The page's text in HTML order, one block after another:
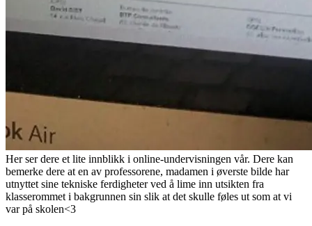
Her ser dere et lite innblikk i online-undervisningen vår. Dere kan
bemerke dere at en av professorene, madamen i øverste bilde har
utnyttet sine tekniske ferdigheter ved å lime inn utsikten fra
klasserommet i bakgrunnen sin slik at det skulle føles ut som at vi
var på skolen<3